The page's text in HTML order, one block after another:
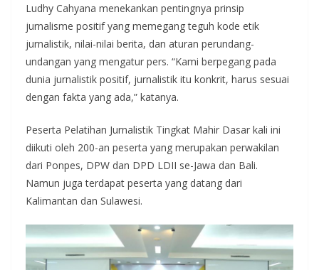
Ludhy Cahyana menekankan pentingnya prinsip
jurnalisme positif yang memegang teguh kode etik
jurnalistik, nilai-nilai berita, dan aturan perundang-
undangan yang mengatur pers. “Kami berpegang pada
dunia jurnalistik positif, jurnalistik itu konkrit, harus sesuai
dengan fakta yang ada,” katanya.
Peserta Pelatihan Jurnalistik Tingkat Mahir Dasar kali ini
diikuti oleh 200-an peserta yang merupakan perwakilan
dari Ponpes, DPW dan DPD LDII se-Jawa dan Bali.
Namun juga terdapat peserta yang datang dari
Kalimantan dan Sulawesi.